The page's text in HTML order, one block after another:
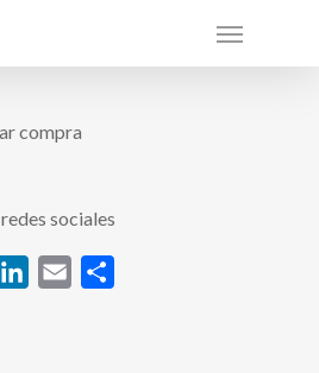
compra
sociales
LinkedIn
Email